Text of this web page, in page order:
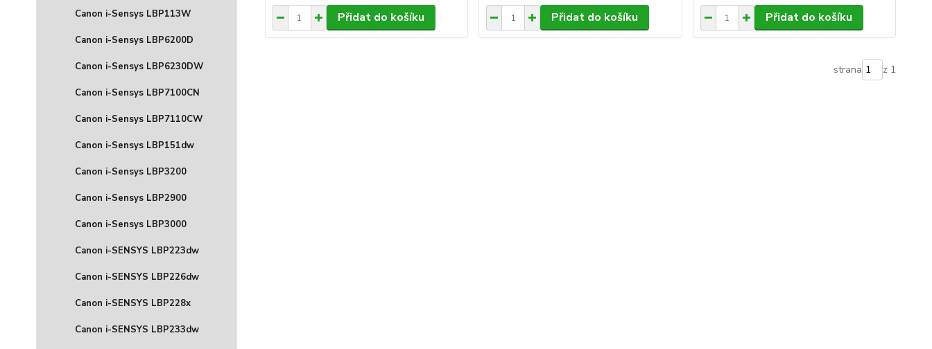
Canon i-Sensys LBP113W
Canon i-Sensys LBP6200D
Canon i-Sensys LBP6230DW
Canon i-Sensys LBP7100CN
Canon i-Sensys LBP7110CW
Canon i-Sensys LBP151dw
Canon i-Sensys LBP3200
Canon i-Sensys LBP2900
Canon i-Sensys LBP3000
Canon i-SENSYS LBP223dw
Canon i-SENSYS LBP226dw
Canon i-SENSYS LBP228x
Canon i-SENSYS LBP233dw
Přidat do košíku Přidat do košíku Přidat do košíku
strana z 1